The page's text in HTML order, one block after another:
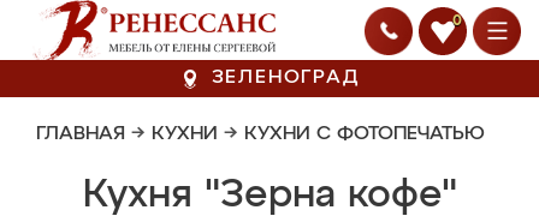
0
ЗЕЛЕНОГРАД
ГЛАВНАЯ → КУХНИ → КУХНИ С ФОТОПЕЧАТЬЮ
Кухня "Зерна кофе"